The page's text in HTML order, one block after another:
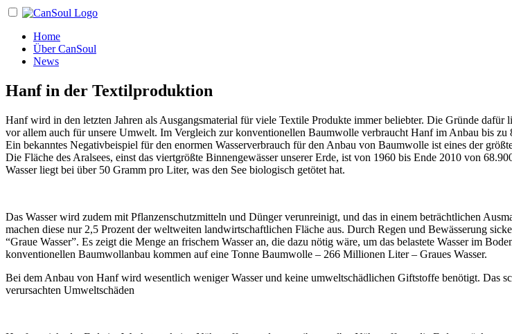
Home
Über CanSoul
News
Hanf in der Textilproduktion
Hanf wird in den letzten Jahren als Ausgangsmaterial für viele Textile Produkte immer beliebter. Die Gründe
vor allem auch für unsere Umwelt. Im Vergleich zur konventionellen Baumwolle verbraucht Hanf im Anbau bis zu
Ein bekanntes Negativbeispiel für den enormen Wasserverbrauch für den Anbau von Baumwolle ist eines der
Die Fläche des Aralsees, einst das viertgrößte Binnengewässer unserer Erde, ist von 1960 bis Ende 2010 von
Wasser liegt bei über 50 Gramm pro Liter, was den See biologisch getötet hat.
Das Wasser wird zudem mit Pflanzenschutzmitteln und Dünger verunreinigt, und das in einem beträchtlichen
machen diese nur 2,5 Prozent der weltweiten landwirtschaftlichen Fläche aus. Durch Regen und Bewässerung
“Graue Wasser”. Es zeigt die Menge an frischem Wasser an, die dazu nötig wäre, um das belastete Wasser im
konventionellen Baumwollanbau kommen auf eine Tonne Baumwolle – 266 Millionen Liter – Graues Wasser.
Bei dem Anbau von Hanf wird wesentlich weniger Wasser und keine umweltschädlichen Giftstoffe benötigt. Das
verursachten Umweltschäden